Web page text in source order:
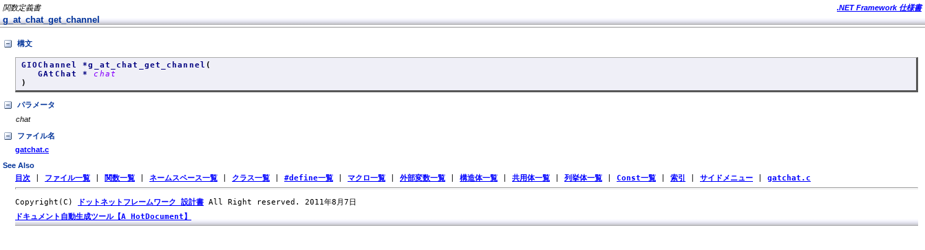
関数定義書 .NET Framework 仕様書
g_at_chat_get_channel
構文
GIOChannel *g_at_chat_get_channel (
GAtChat *chat
)
パラメータ
chat
ファイル名
gatchat.c
See Also
目次 ファイル一覧 関数一覧 ネームスペース一覧 クラス一覧 #define一覧 マクロ一覧 外部変数一覧 構造体一覧 共用体一覧 列挙体一覧 Const一覧 索引 サイドメニュー gatchat.c
Copyright(C) ドットネットフレームワーク 設計書 All Right reserved. 2011年8月7日
ドキュメント自動生成ツール【A HotDocument】